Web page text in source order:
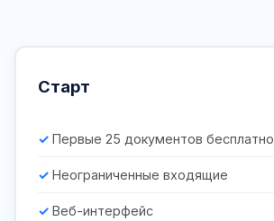
Старт
Первые 25 документов бесплатно
Неограниченные входящие
Веб-интерфейс